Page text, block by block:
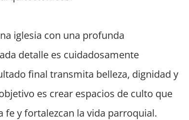
iglesia con una profunda
detalle es cuidadosamente
final transmita belleza, dignidad y
es crear espacios de culto que
fe y fortalezcan la vida parroquial.